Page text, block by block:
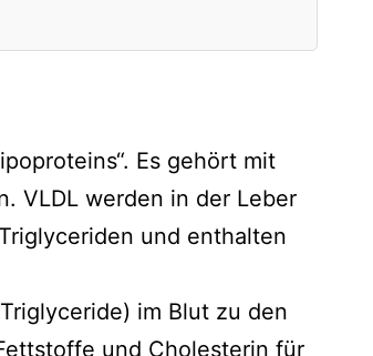
Es gehört mit
VLDL werden in der Leber
und enthalten
im Blut zu den
und Cholesterin für